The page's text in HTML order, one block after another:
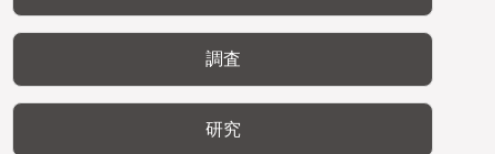
調査
研究